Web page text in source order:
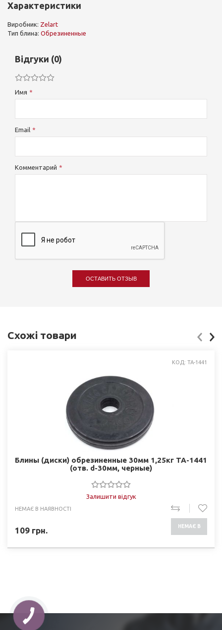
Характеристики
Виробник: Zelart
Тип блина: Обрезиненные
Відгуки (0)
Имя
Email
Комментарий
ОСТАВИТЬ ОТЗЫВ
Схожі товари
КОД: ТА-1441
Блины (диски) обрезиненные 30мм 1,25кг ТА-1441
(отв. d-30мм, черные)
Залишити відгук
НЕМАЄ В НАЯВНОСТІ
109 грн. НЕМАЄ В